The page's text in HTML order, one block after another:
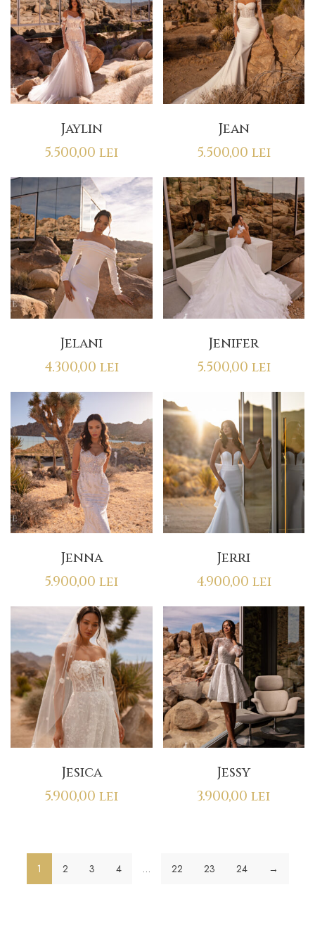
Jaylin
5.500,00lei
Jean
5.500,00 lei
Jelani
4.300,00 lei
Jenifer
5.500,00 lei
Jenna
5.900,00lei
Jerri
4.900,00 lei
Jesica
5.900,00lei
Jessy
3.900,00lei
1 2 3 4 … 22 23 24 →